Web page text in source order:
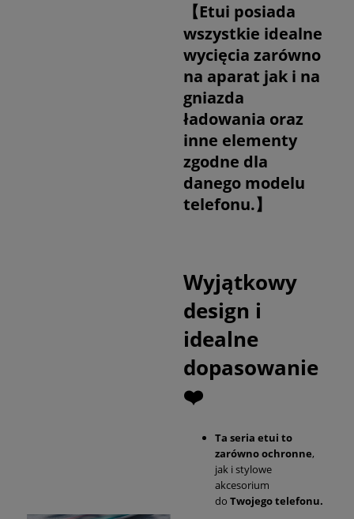
【Etui posiada
wszystkie idealne
wycięcia zarówno
na aparat jak i na
gniazda
ładowania oraz
inne elementy
zgodne dla
danego modelu
telefonu.】
Wyjątkowy
design i
idealne
dopasowanie
❤️
Ta seria etui to
zarówno ochronne,
jak i stylowe
akcesorium
do Twojego telefonu.